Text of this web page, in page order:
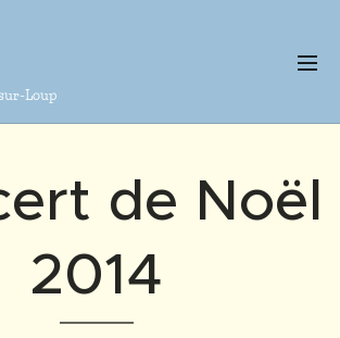
Loup
de Noël
2014